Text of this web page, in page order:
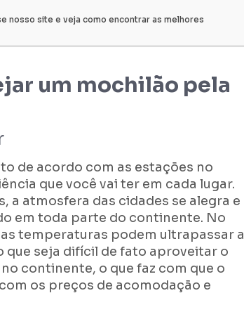
nosso site e veja como encontrar as melhores
um mochilão pela
de acordo com as estações no
que você vai ter em cada lugar.
a atmosfera das cidades se alegra e
em toda parte do continente. No
temperaturas podem ultrapassar a
que seja difícil de fato aproveitar o
continente, o que faz com que o
os preços de acomodação e